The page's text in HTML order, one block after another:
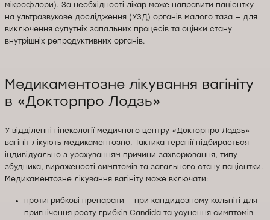
мікрофлори). За необхідності лікар може направити пацієнтку
на ультразвукове дослідження (УЗД) органів малого таза — для
виключення супутніх запальних процесів та оцінки стану
внутрішніх репродуктивних органів.
Медикаментозне лікування вагініту
в «Докторпро Лодзь»
У відділенні гінекології медичного центру «Докторпро Лодзь»
вагініт лікують медикаментозно. Тактика терапії підбирається
індивідуально з урахуванням причини захворювання, типу
збудника, вираженості симптомів та загального стану пацієнтки.
Медикаментозне лікування вагініту може включати:
протигрибкові препарати — при кандидозному кольпіті для
пригнічення росту грибків Candida та усунення симптомів